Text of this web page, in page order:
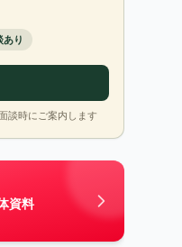
あり
談時にご案内します
資料